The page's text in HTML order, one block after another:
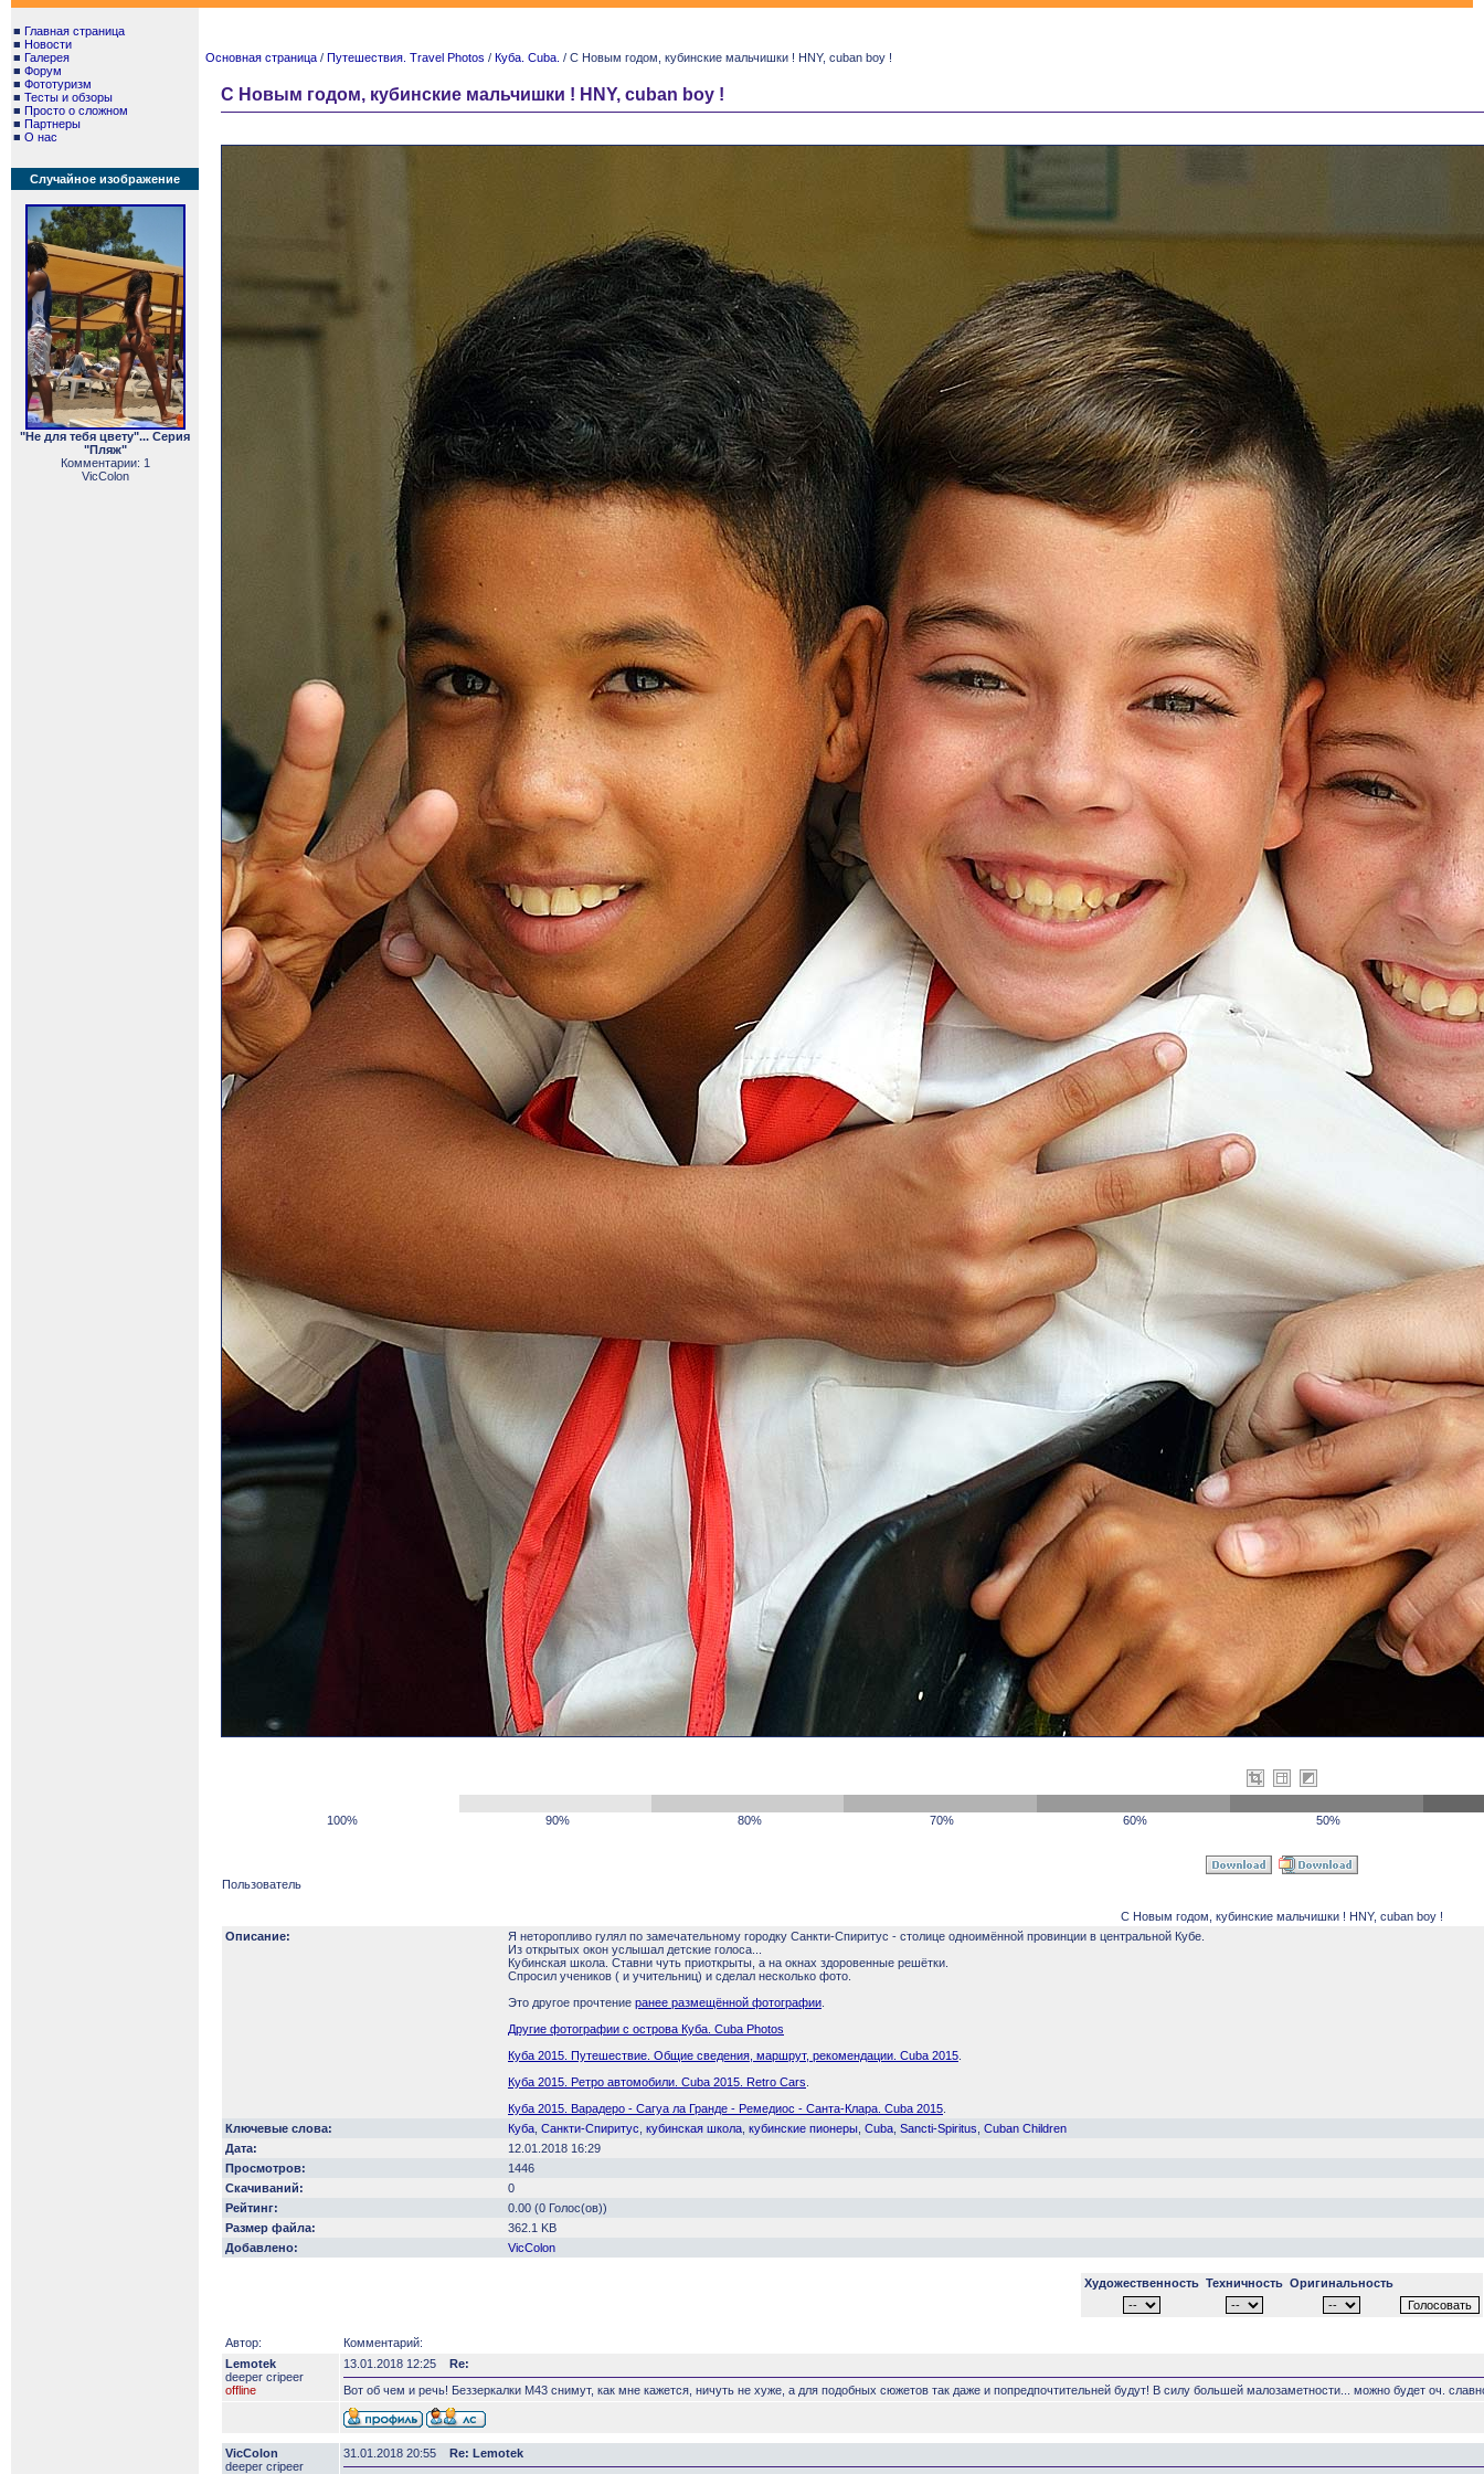
■ Главная страница
■ Новости
■ Галерея
■ Форум
■ Фототуризм
■ Тесты и обзоры
■ Просто о сложном
■ Партнеры
■ О нас
Случайное изображение
"Не для тебя цвету"... Серия
"Пляж"
Комментарии: 1
VicColon
Основная страница / Путешествия. Travel Photos / Куба. Cuba. / С Новым годом, кубинские мальчишки ! HNY, cuban boy !
С Новым годом, кубинские мальчишки ! HNY, cuban boy !
100% 90% 80% 70% 60% 50%
Пользователь
С Новым годом, кубинские мальчишки ! HNY, cuban boy !
Описание:
Я неторопливо гулял по замечательному городку Санкти-Спиритус - столице одноимённой провинции в центральной Кубе.
Из открытых окон услышал детские голоса...
Кубинская школа. Ставни чуть приоткрыты, а на окнах здоровенные решётки.
Спросил учеников ( и учительниц) и сделал несколько фото.
Это другое прочтение ранее размещённой фотографии
Другие фотографии с острова Куба. Cuba Photos
Куба 2015. Путешествие. Общие сведения, маршрут, рекомендации. Cuba 2015
Куба 2015. Ретро автомобили. Cuba 2015. Retro Cars
Куба 2015. Варадеро - Сагуа ла Гранде - Ремедиос - Санта-Клара. Cuba 2015
Ключевые слова:
Куба Санкти-Спиритус кубинская школа кубинские пионеры Cuba Sancti-Spiritus Cuban Children
Дата:
12.01.2018 16:29
Просмотров:
1446
Скачиваний:
0
Рейтинг:
0.00 (0 Голос(ов))
Размер файла:
362.1 KB
Добавлено:
VicColon
Художественность Техничность Оригинальность
Автор:
Комментарий:
Lemotek
deeper сripeer
offline
13.01.2018 12:25
Re:
Вот об чем и речь! Беззеркалки М43 снимут, как мне кажется, ничуть не хуже, а для подобных сюжетов так даже и попредпочтительней будут! В силу большей малозаметности... можно будет оч.
VicColon
deeper сripeer
31.01.2018 20:55
Re: Lemotek